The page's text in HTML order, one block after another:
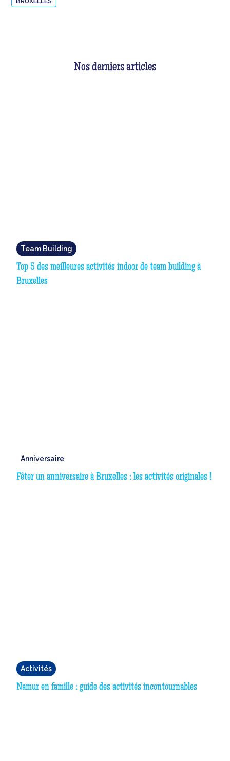
Nos derniers articles
Team Building
Top 5 des meilleures activités indoor de team building à
Bruxelles
Anniversaire
Fêter un anniversaire à Bruxelles : les activités originales !
Activités
Namur en famille : guide des activités incontournables